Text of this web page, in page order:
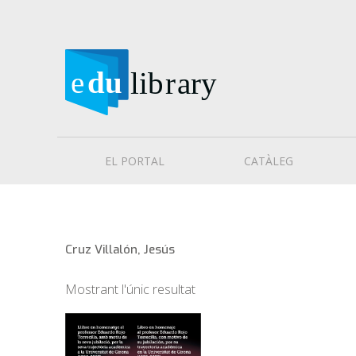
EL PORTAL CATÀLEG
Cruz Villalón, Jesús
Mostrant l'únic resultat